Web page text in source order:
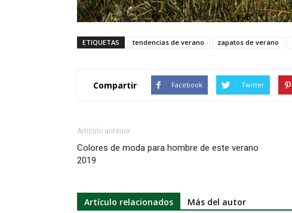
ETIQUETAS tendencias de verano zapatos de verano
Compartir Facebook Twitter
Artículo anterior
Colores de moda para hombre de este verano
2019
Artículo relacionados Más del autor